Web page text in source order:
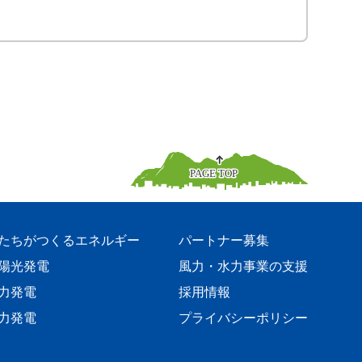
ちがつくるエネルギー
光発電
発電
発電
パートナー募集
風力・水力事業の支援
採用情報
プライバシーポリシー